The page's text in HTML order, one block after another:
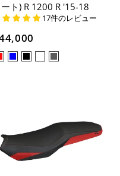
ート) R 1200 R '15-18
17件のレビュー